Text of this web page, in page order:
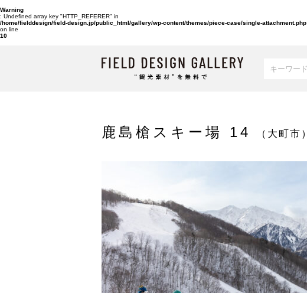
Warning
: Undefined array key "HTTP_REFERER" in
/home/fielddesign/field-design.jp/public_html/gallery/wp-content/themes/piece-case/single-attachment.php
on line
10
鹿島槍スキー場 14 （大町市）